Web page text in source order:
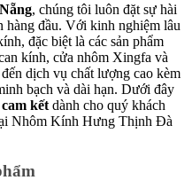
, chúng tôi luôn đặt sự hài
hàng đầu. Với kinh nghiệm lâu
đặc biệt là các sản phẩm
kính, cửa nhôm Xingfa và
dịch vụ chất lượng cao kèm
bạch và dài hạn. Dưới đây
kết dành cho quý khách
Nhôm Kính Hưng Thịnh Đà